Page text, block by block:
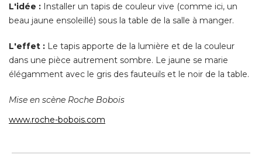
L'idée : Installer un tapis de couleur vive (comme ici, un
beau jaune ensoleillé) sous la table de la salle à manger.
L'effet : Le tapis apporte de la lumière et de la couleur
dans une pièce autrement sombre. Le jaune se marie
élégamment avec le gris des fauteuils et le noir de la table.
Mise en scène Roche Bobois
www.roche-bobois.com